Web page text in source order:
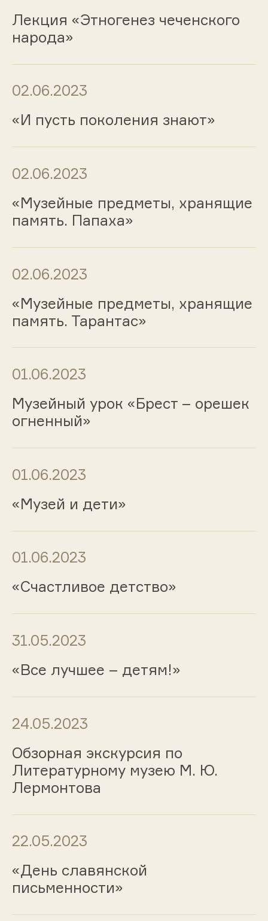
Лекция «Этногенез чеченского
народа»
02.06.2023
«И пусть поколения знают»
02.06.2023
«Музейные предметы, хранящие
память. Папаха»
02.06.2023
«Музейные предметы, хранящие
память. Тарантас»
01.06.2023
Музейный урок «Брест – орешек
огненный»
01.06.2023
«Музей и дети»
01.06.2023
«Счастливое детство»
31.05.2023
«Все лучшее – детям!»
24.05.2023
Обзорная экскурсия по
Литературному музею М. Ю.
Лермонтова
22.05.2023
«День славянской
письменности»